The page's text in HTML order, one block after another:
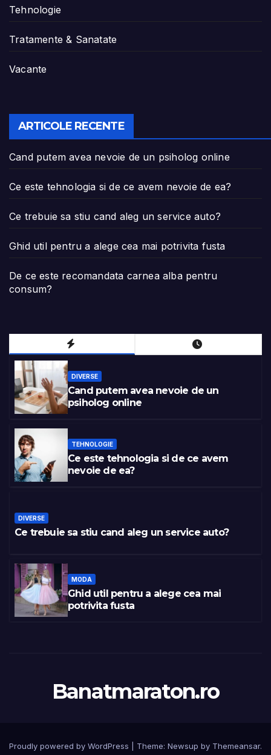
Tehnologie
Tratamente & Sanatate
Vacante
ARTICOLE RECENTE
Cand putem avea nevoie de un psiholog online
Ce este tehnologia si de ce avem nevoie de ea?
Ce trebuie sa stiu cand aleg un service auto?
Ghid util pentru a alege cea mai potrivita fusta
De ce este recomandata carnea alba pentru
consum?
DIVERSE
Cand putem avea nevoie de un
psiholog online
TEHNOLOGIE
Ce este tehnologia si de ce avem
nevoie de ea?
DIVERSE
Ce trebuie sa stiu cand aleg un service auto?
MODA
Ghid util pentru a alege cea mai
potrivita fusta
Banatmaraton.ro
Proudly powered by WordPress Theme: Newsup by Themeansar.